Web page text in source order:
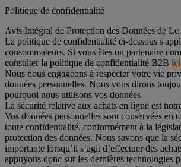
Politique de confidentialité
Avis Intégral de Protection des Données de Le
La politique de confidentialité ci-dessous
consommateurs. Si vous êtes un partenaire
consulter la politique de confidentialité B2B ici
Nous nous engageons à respecter votre vie
données personnelles. Nous vous dirons
pourquoi nous utilisons vos données.
La sécurité relative aux achats en ligne est
Vos données personnelles sont conservées en
toute confidentialité, conformément à la
protection des données. Nous savons que la
importante lorsqu’il s’agit d’effectuer des
appuyons donc sur les dernières technologies